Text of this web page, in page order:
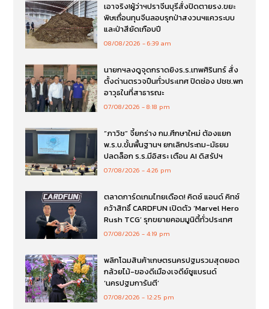
เอาจริง!ผู้ว่าฯปราจีนบุรีสั่งปิดตายรง.ขยะ
พิษเถื่อนทุนจีนลอบรุกป่าสงวนฯแควระบบ
และป่าสียัดเกือบปี
08/08/2026 6:39 am
นายกฯลงดูจุดกราดยิงร.ร.เทพศิรินทร์ สั่ง
ตั้งด่านตรวจปืนทั่วประเทศ ปิดช่อง ปชช.พก
อาวุธในที่สาธารณะ
07/08/2026 8:18 pm
“ภาวิช” จี้ยกร่าง กม.ศึกษาใหม่ ต้องแยก
พ.ร.บ.ขั้นพื้นฐานฯ ยกเลิกประถม-มัธยม
ปลดล็อก ร.ร.มีอิสระ เตือน AI ดิสรัปฯ
07/08/2026 4:26 pm
ตลาดการ์ดเกมไทยเดือด! คิดซ์ แอนด์ คิทซ์
คว้าสิทธิ์ CARDFUN เปิดตัว ‘Marvel Hero
Rush TCG’ รุกขยายคอมมูนิตี้ทั่วประเทศ
07/08/2026 4:19 pm
พลิกโฉมสินค้าเกษตรนครปฐมรวมสุดยอด
กล้วยไม้-ของดีเมืองเจดีย์ชูแบรนด์
‘นครปฐมการันตี’
07/08/2026 12:25 pm